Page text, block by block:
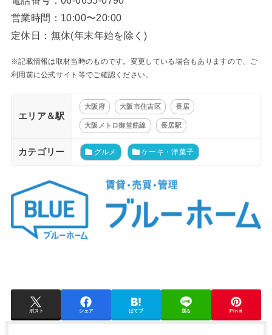
営業時間：10:00〜20:00
定休日：無休(年末年始を除く)
※記載情報は取材当時のものです。変更している場合もありますので、ご
利用前に公式サイト等でご確認ください。
エリア＆駅
大阪府 大阪市住吉区 長居
大阪メトロ御堂筋線 長居駅
カテゴリー グルメ ケーキ・洋菓子
ポスト シェア はてブ 送る Pin it